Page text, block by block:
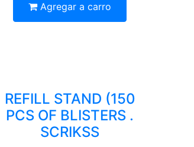
Agregar a carro
REFILL STAND (150
PCS OF BLISTERS .
SCRIKSS